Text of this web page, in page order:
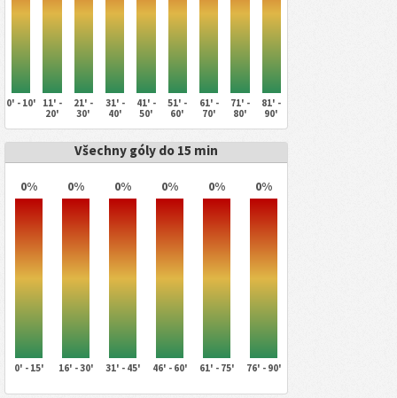
0' - 10'
11' -
20'
21' -
30'
31' -
40'
41' -
50'
51' -
60'
61' -
70'
71' -
80'
81' -
90'
Všechny góly do 15 min
0% 0% 0% 0% 0% 0%
0' - 15' 16' - 30' 31' - 45' 46' - 60' 61' - 75' 76' - 90'